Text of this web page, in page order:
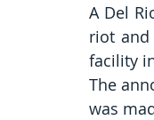
A Del
riot and
facility
The
was